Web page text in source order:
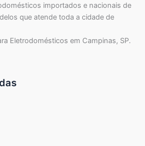
importados e nacionais de
que atende toda a cidade de
Eletrodomésticos em Campinas, SP.